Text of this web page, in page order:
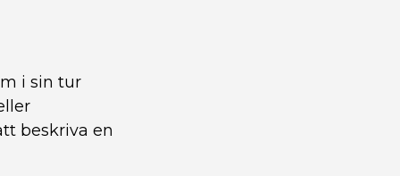
i sin tur
beskriva en